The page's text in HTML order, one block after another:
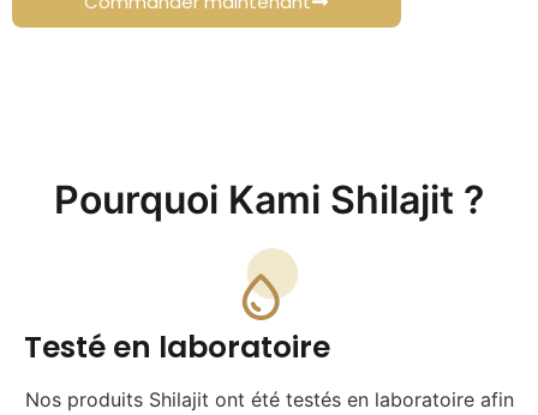
Pourquoi Kami Shilajit ?
Testé en laboratoire
Nos produits Shilajit ont été testés en laboratoire afin